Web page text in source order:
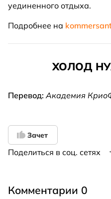
уединенного отдыха.
Подробнее на
ХОЛОД
Перевод:Академия
Зачет
Поделиться в соц. сетях
Комментарии 0